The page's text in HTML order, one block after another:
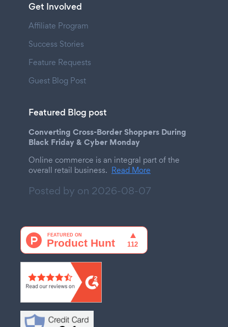
Get Involved
Affiliate Program
Success Stories
Feature Requests
Guest Blog Post
Featured Blog post
Converting Cross-Border Shoppers During
Black Friday & Cyber Monday
Online commerce is an integral part of the
overall retail business. Read More
Posted by on 2026-08-07